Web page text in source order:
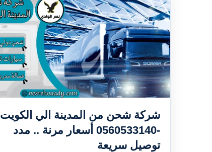
شركة شحن من المدينة الي الكويت
-0560533140 أسعار مرنة .. مدد
توصيل سريعة